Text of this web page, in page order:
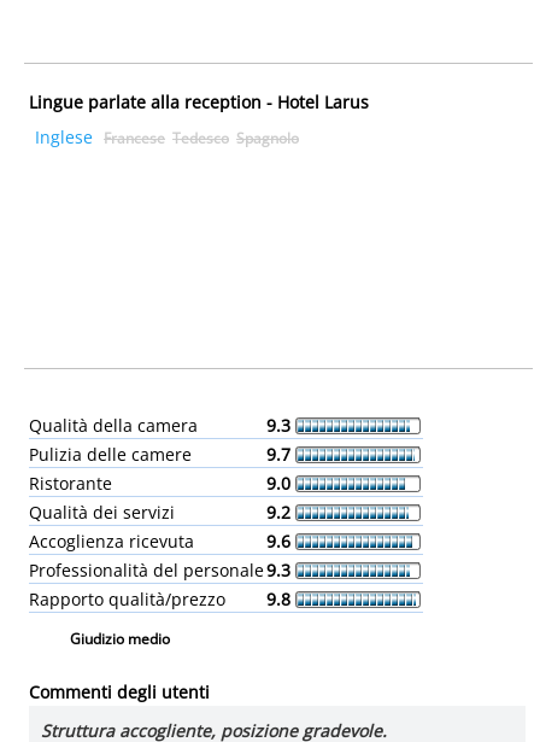
Lingue parlate alla reception - Hotel Larus
Inglese Francese Tedesco Spagnolo
Qualità della camera
9.3
Pulizia delle camere
9.7
Ristorante
9.0
Qualità dei servizi
9.2
Accoglienza ricevuta
9.6
Professionalità del personale9.3
Rapporto qualità/prezzo
9.8
Giudizio medio
Commenti degli utenti
Struttura accogliente, posizione gradevole.